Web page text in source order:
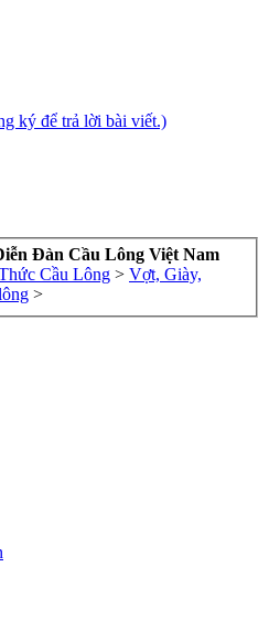
ký để trả lời bài viết.)
Đàn Cầu Lông Việt Nam
Cầu Lông > Vợt, Giày,
>